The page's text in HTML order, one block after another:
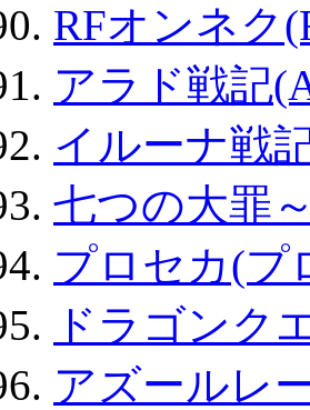
RFオンネク
アラド戦記
イルーナ戦
七つの大罪
プロセカ(プ
ドラゴンク
アズールレ